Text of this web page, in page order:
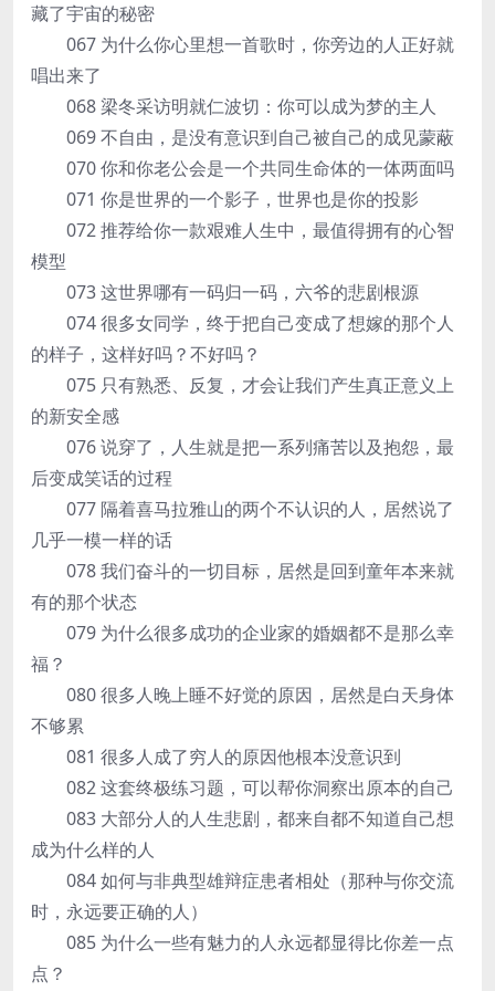
藏了宇宙的秘密
067 为什么你心里想一首歌时，你旁边的人正好就
唱出来了
068 梁冬采访明就仁波切：你可以成为梦的主人
069 不自由，是没有意识到自己被自己的成见蒙蔽
070 你和你老公会是一个共同生命体的一体两面吗
071 你是世界的一个影子，世界也是你的投影
072 推荐给你一款艰难人生中，最值得拥有的心智
模型
073 这世界哪有一码归一码，六爷的悲剧根源
074 很多女同学，终于把自己变成了想嫁的那个人
的样子，这样好吗？不好吗？
075 只有熟悉、反复，才会让我们产生真正意义上
的新安全感
076 说穿了，人生就是把一系列痛苦以及抱怨，最
后变成笑话的过程
077 隔着喜马拉雅山的两个不认识的人，居然说了
几乎一模一样的话
078 我们奋斗的一切目标，居然是回到童年本来就
有的那个状态
079 为什么很多成功的企业家的婚姻都不是那么幸
福？
080 很多人晚上睡不好觉的原因，居然是白天身体
不够累
081 很多人成了穷人的原因他根本没意识到
082 这套终极练习题，可以帮你洞察出原本的自己
083 大部分人的人生悲剧，都来自都不知道自己想
成为什么样的人
084 如何与非典型雄辩症患者相处（那种与你交流
时，永远要正确的人）
085 为什么一些有魅力的人永远都显得比你差一点
点？